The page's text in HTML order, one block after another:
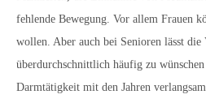
fehlende Bewegung. Vor allem Frauen
wollen. Aber auch bei Senioren lässt die
überdurchschnittlich häufig zu
Darmtätigkeit mit den Jahren